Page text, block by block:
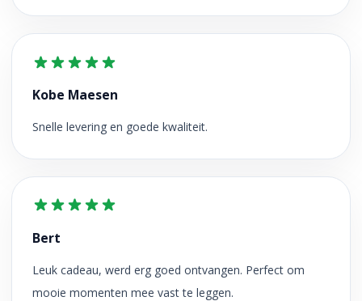
Kobe Maesen
Snelle levering en goede kwaliteit.
Bert
Leuk cadeau, werd erg goed ontvangen. Perfect om
mooie momenten mee vast te leggen.